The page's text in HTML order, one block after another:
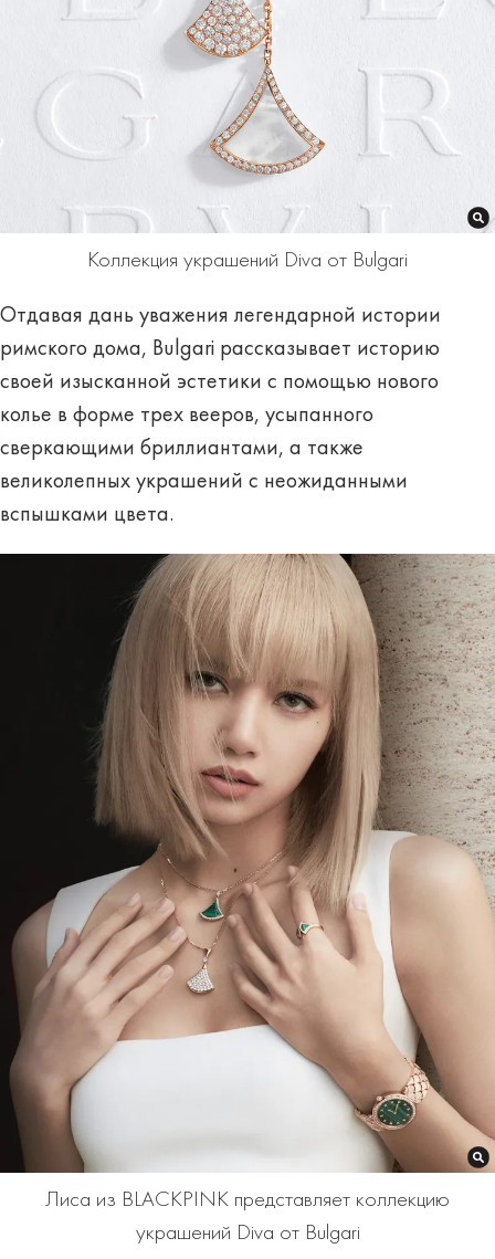
Коллекция украшений Diva от Bulgari
Отдавая дань уважения легендарной истории
римского дома, Bulgari рассказывает историю
своей изысканной эстетики с помощью нового
колье в форме трех вееров, усыпанного
сверкающими бриллиантами, а также
великолепных украшений с неожиданными
вспышками цвета.
Лиса из BLACKPINK представляет коллекцию
украшений Diva от Bulgari